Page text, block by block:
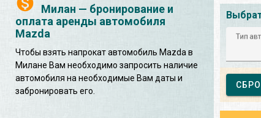
Милан — бронирование и
оплата аренды автомобиля
Mazda
Чтобы взять напрокат автомобиль Mazda в
Милане Вам необходимо запросить наличие
автомобиля на необходимые Вам даты и
забронировать его.
Тип